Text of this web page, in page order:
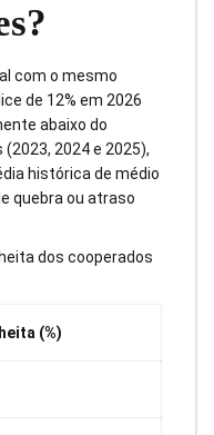
com o mesmo
de 12% em 2026
abaixo do
2024 e 2025),
histórica de médio
quebra ou atraso
dos cooperados
(%)